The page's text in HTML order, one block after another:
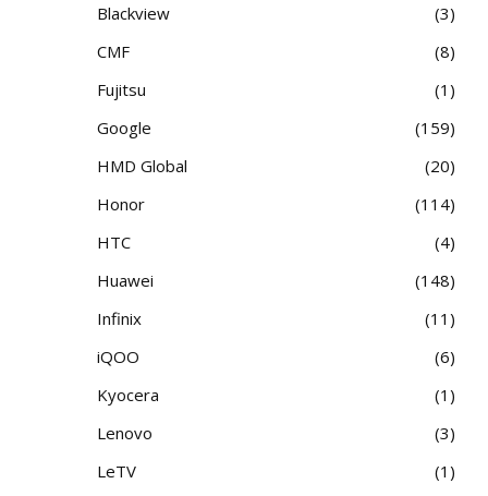
Blackview
3
CMF
8
Fujitsu
1
Google
159
HMD Global
20
Honor
114
HTC
4
Huawei
148
Infinix
11
iQOO
6
Kyocera
1
Lenovo
3
LeTV
1